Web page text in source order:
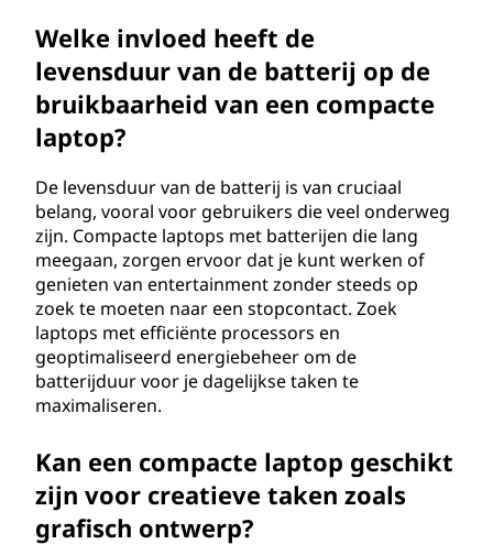
Welke invloed heeft de
levensduur van de batterij op de
bruikbaarheid van een compacte
laptop?
De levensduur van de batterij is van cruciaal
belang, vooral voor gebruikers die veel onderweg
zijn. Compacte laptops met batterijen die lang
meegaan, zorgen ervoor dat je kunt werken of
genieten van entertainment zonder steeds op
zoek te moeten naar een stopcontact. Zoek
laptops met efficiënte processors en
geoptimaliseerd energiebeheer om de
batterijduur voor je dagelijkse taken te
maximaliseren.
Kan een compacte laptop geschikt
zijn voor creatieve taken zoals
grafisch ontwerp?